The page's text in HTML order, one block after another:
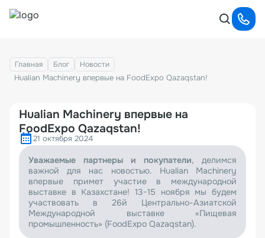
Главная Блог Новости
Hualian Machinery впервые на FoodExpo Qazaqstan!
Hualian Machinery впервые на
FoodExpo Qazaqstan!
21 октября 2024
Уважаемые партнеры и покупатели, делимся
важной для нас новостью. Hualian Machinery
впервые примет участие в международной
выставке в Казахстане! 13-15 ноября мы будем
участвовать в 26й Центрально-Азиатской
Международной выставке «Пищевая
промышленность» (FoodExpo Qazaqstan).